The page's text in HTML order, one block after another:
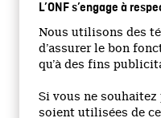
L’ONF s’engage à
Nous utilisons des
d’assurer le bon
qu’à des fins
Si vous ne
soient utilisées de